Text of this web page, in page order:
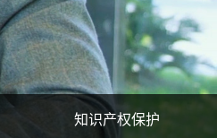
知识产权保护